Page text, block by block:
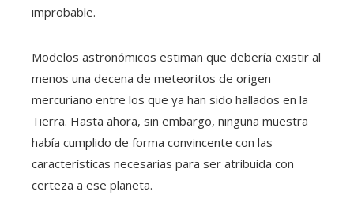
improbable.
Modelos astronómicos estiman que debería existir al
menos una decena de meteoritos de origen
mercuriano entre los que ya han sido hallados en la
Tierra. Hasta ahora, sin embargo, ninguna muestra
había cumplido de forma convincente con las
características necesarias para ser atribuida con
certeza a ese planeta.